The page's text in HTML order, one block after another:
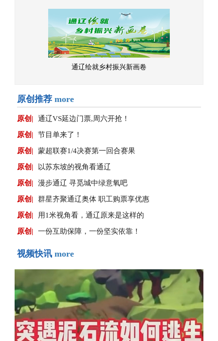
通辽绘就乡村振兴新画卷
原创推荐 more
原创| 通辽VS延边门票,周六开抢！
原创| 节目单来了！
原创| 蒙超联赛1/4决赛第一回合赛果
原创| 以苏东坡的视角看通辽
原创| 漫步通辽 寻觅城中绿意氧吧
原创| 群星齐聚通辽奥体 职工购票享优惠
原创| 用1米视角看，通辽原来是这样的
原创| 一份互助保障，一份坚实依靠！
视频快讯 more